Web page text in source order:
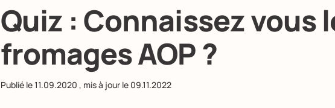
Quiz : Connaissez vous
fromages AOP ?
Publié le11.09.2020 , mis à jour le 09.11.2022